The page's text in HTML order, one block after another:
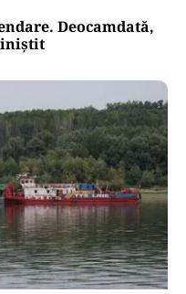
Deocamdată,